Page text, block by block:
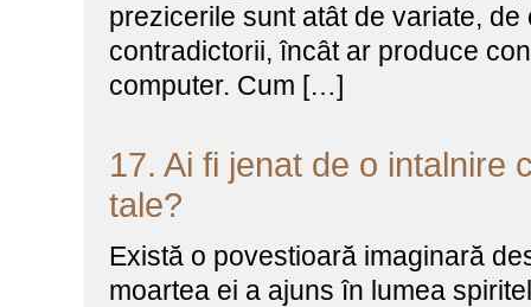
prezicerile sunt atât de variate, de
contradictorii, încât ar produce
computer. Cum […]
17. Ai fi jenat de o intalnire
tale?
Există o povestioară imaginară
moartea ei a ajuns în lumea